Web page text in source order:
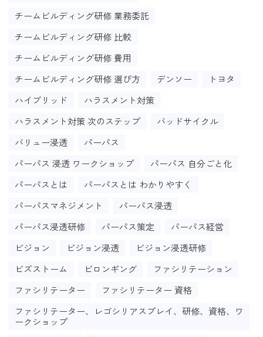
チームビルディング研修 業務委託
チームビルディング研修 比較
チームビルディング研修 費用
チームビルディング研修 選び方
デンソー
トヨタ
ハイブリッド
ハラスメント対策
ハラスメント対策 次のステップ
バッドサイクル
バリュー浸透
パーパス
パーパス 浸透 ワークショップ
パーパス 自分ごと化
パーパスとは
パーパスとは わかりやすく
パーパスマネジメント
パーパス浸透
パーパス浸透研修
パーパス策定
パーパス経営
ビジョン
ビジョン浸透
ビジョン浸透研修
ビズストーム
ビロンギング
ファシリテーション
ファシリテーター
ファシリテーター 資格
ファシリテーター、レゴシリアスプレイ、研修、資格、ワ
ークショップ